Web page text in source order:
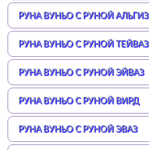
РУНА ВУНЬО С РУНОЙ АЛЬГИЗ
РУНА ВУНЬО С РУНОЙ ТЕЙВАЗ
РУНА ВУНЬО С РУНОЙ ЭЙВАЗ
РУНА ВУНЬО С РУНОЙ ВИРД
РУНА ВУНЬО С РУНОЙ ЭВАЗ